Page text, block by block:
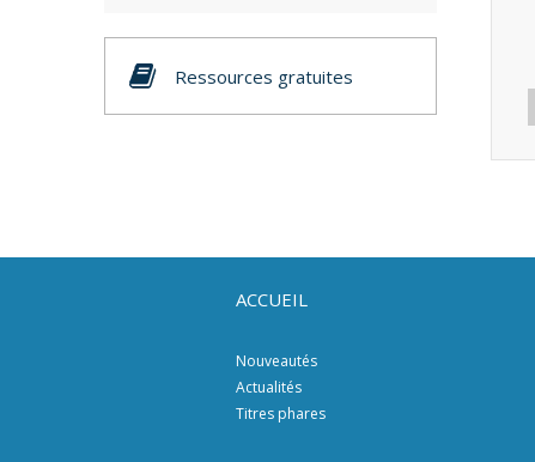
Ressources gratuites
ACCUEIL
Nouveautés
Actualités
Titres phares